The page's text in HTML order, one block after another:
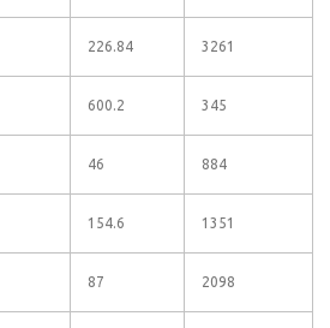
226.84 3261
600.2 345
46 884
154.6 1351
87 2098